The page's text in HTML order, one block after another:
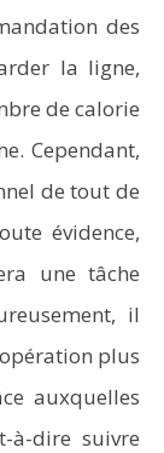
des
la ligne,
de calorie
Cependant,
de tout de
évidence,
une tâche
il
plus
auxquelles
à-dire suivre